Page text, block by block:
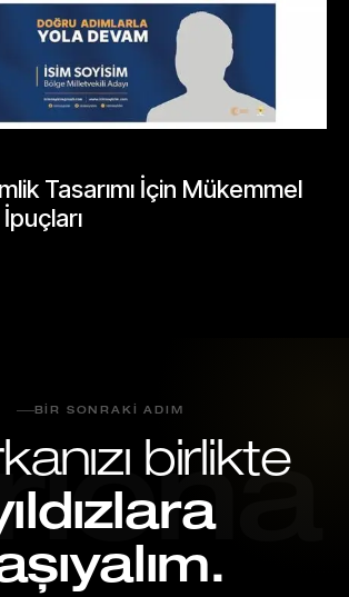
Tasarımı İçin Mükemmel
BIR SONRAKI ADIM
birlikte